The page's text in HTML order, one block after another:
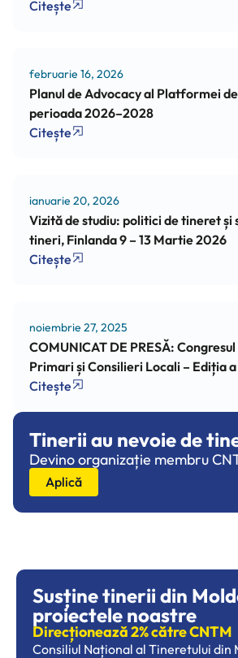
Citește
februarie 16, 2026
Planul de Advocacy al Platformei
perioada 2026–2028
Citește
ianuarie 20, 2026
Vizită de studiu: politici de tineret și
tineri, Finlanda 9 – 13 Martie 2026
Citește
noiembrie 27, 2025
COMUNICAT DE PRESĂ:
Primari și Consilieri Locali – Ediția
Citește
Tinerii au nevoie de
Devino organizație membru
Aplică
Susține tinerii din
proiectele noastre
Direcționează 2% către CNTM
Consiliul Național al Tineretului din